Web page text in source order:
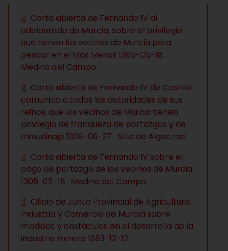
Carta abierta de Fernando IV al
adelantado de Murcia, sobre el privilegio
que tienen los vecinos de Murcia para
pescar en el Mar Menor 1305-05-18 .
Medina del Campo
Carta abierta de Fernando IV de Castilla
comunica a todas las autoridades de sus
reinos, que los vecinos de Murcia tienen
privilegio de franqueza de portazgos y de
almudinaje 1309-08-27 . Sitio de Algeciras
Carta abierta de Fernando IV sobre el
pago de portazgo de los vecinos de Murcia
1305-05-18 . Medina del Campo
Oficio de Junta Provincial de Agricultura,
Industria y Comercio de Murcia sobre
medidas y obstáculos en el desarrollo de la
industria minera 1883-12-12